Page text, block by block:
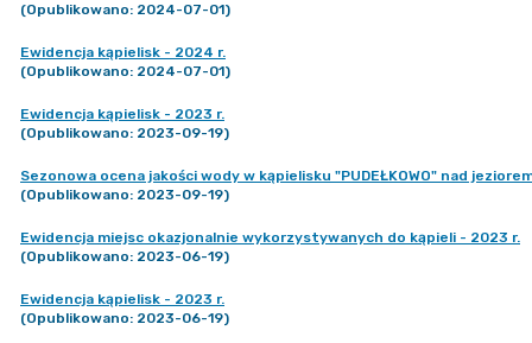
(Opublikowano: 2024-07-01)
Ewidencja kąpielisk - 2024 r.
(Opublikowano: 2024-07-01)
Ewidencja kąpielisk - 2023 r.
(Opublikowano: 2023-09-19)
Sezonowa ocena jakości wody w kąpielisku "PUDEŁKOWO" nad
(Opublikowano: 2023-09-19)
Ewidencja miejsc okazjonalnie wykorzystywanych do kąpieli - 2023 r.
(Opublikowano: 2023-06-19)
Ewidencja kąpielisk - 2023 r.
(Opublikowano: 2023-06-19)